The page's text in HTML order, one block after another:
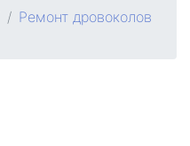
Ремонт дровоколов